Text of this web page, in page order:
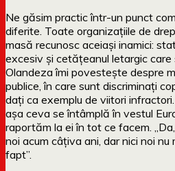
Ne găsim practic într-un punct
diferite. Toate organizațiile de
masă recunosc aceiași inamici:
excesiv și cetățeanul letargic care
Olandeza îmi povestește despre
publice, în care sunt discriminați
dați ca exemplu de viitori
așa ceva se întâmplă în vestul
raportăm la ei în tot ce facem.
noi acum câțiva ani, dar nici noi
fapt”.